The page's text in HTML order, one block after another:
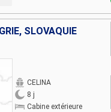
SLOVAQUIE
CELINA
8 j
Cabine extérieure